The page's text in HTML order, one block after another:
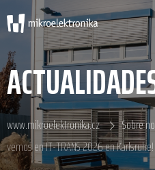
www.mikroelektronika.cz Sobre
vemos en IT-TRANS 2026 en Karlsruhe!